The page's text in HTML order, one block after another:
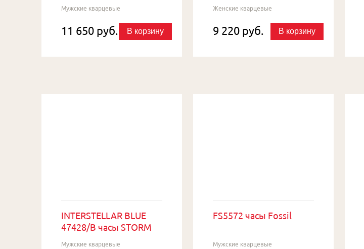
Мужские кварцевые
11 650 руб. В корзину
Женские кварцевые
9 220 руб. В корзину
INTERSTELLAR BLUE
47428/B часы STORM
Мужские кварцевые
FS5572 часы Fossil
Мужские кварцевые